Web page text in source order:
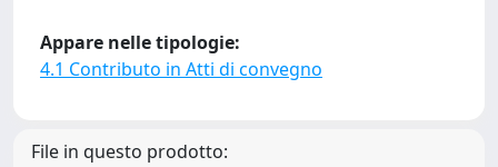
Appare nelle tipologie:
4.1 Contributo in Atti di convegno
File in questo prodotto: